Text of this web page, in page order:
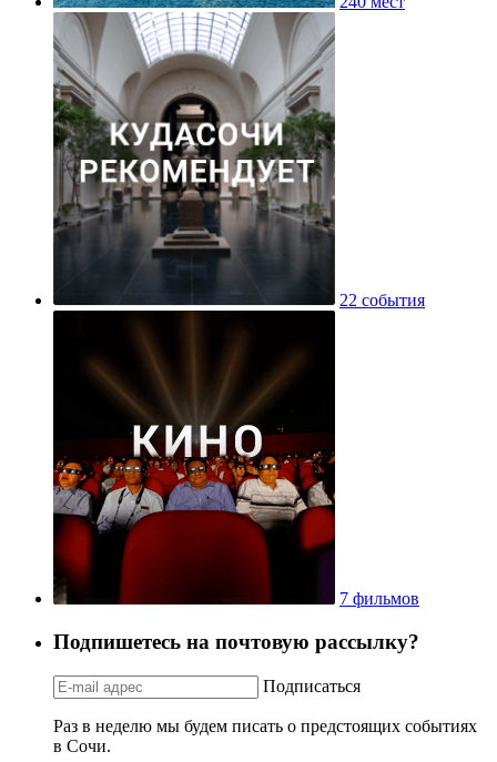
22 события
7 фильмов
Подпишетесь на почтовую рассылку?
Подписаться
Раз в неделю мы будем писать о предстоящих событиях
в Сочи.